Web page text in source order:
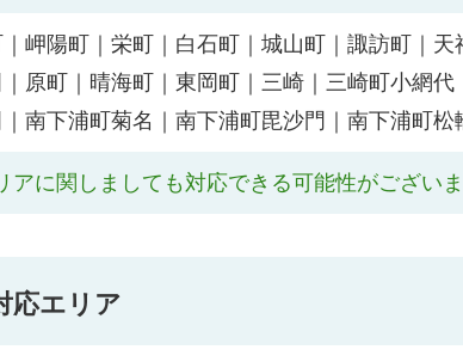
岬陽町｜栄町｜白石町｜城山町｜諏訪町｜
原町｜晴海町｜東岡町｜三崎｜三崎町小網
南下浦町菊名｜南下浦町毘沙門｜南下浦町
に関しましても対応できる可能性がござい
応エリア